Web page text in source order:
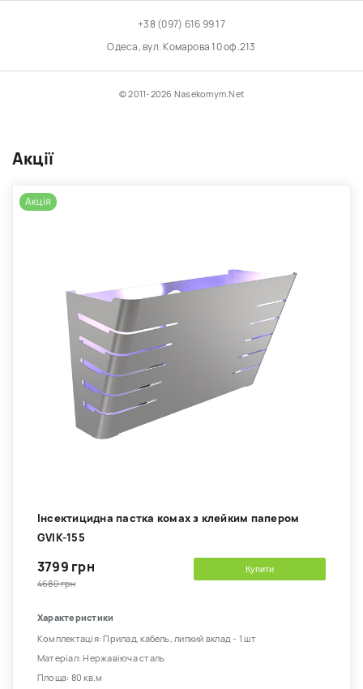
Акції
Акція
Інсектицидна пастка комах з клейким папером
GVIK-155
3799 грн
4680 грн
Купити
Характеристики
Комплектація: Прилад, кабель, липкий вклад - 1 шт
Матеріал: Нержавіюча сталь
Площа: 80 кв.м
+38 (097) 616 99 17
Одеса, вул. Комарова 10 оф.213
© 2011-2026 Nasekomym.Net